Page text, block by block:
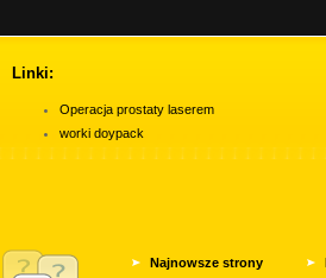
Linki:
Operacja prostaty laserem
worki doypack
Najnowsze strony